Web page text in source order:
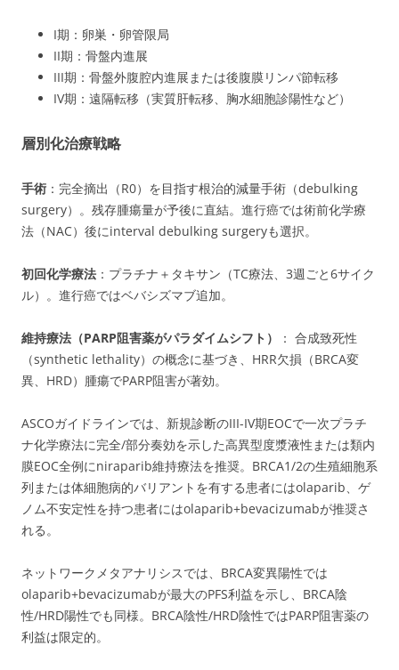
I期：卵巣・卵管限局
II期：骨盤内進展
III期：骨盤外腹腔内進展または後腹膜リンパ節転移
IV期：遠隔転移（実質肝転移、胸水細胞診陽性など）
層別化治療戦略
手術 ：完全摘出（R0）を目指す根治的減量手術（debulking
surgery）。残存腫瘍量が予後に直結。進行癌では術前化学療
法（NAC）後にinterval debulking surgeryも選択。
初回化学療法 ：プラチナ＋タキサン（TC療法、3週ごと6サイク
ル）。進行癌ではベバシズマブ追加。
維持療法（PARP阻害薬がパラダイムシフト）
： 合成致死性
（synthetic lethality）の概念に基づき、HRR欠損（BRCA変
異、HRD）腫瘍でPARP阻害が著効。
ASCOガイドラインでは、新規診断のIII-IV期EOCで一次プラチ
ナ化学療法に完全/部分奏効を示した高異型度漿液性または類内
膜EOC全例にniraparib維持療法を推奨。BRCA1/2の生殖細胞系
列または体細胞病的バリアントを有する患者にはolaparib、ゲ
ノム不安定性を持つ患者にはolaparib+bevacizumabが推奨さ
れる。
ネットワークメタアナリシスでは、BRCA変異陽性では
olaparib+bevacizumabが最大のPFS利益を示し、BRCA陰
性/HRD陽性でも同様。BRCA陰性/HRD陰性ではPARP阻害薬の
利益は限定的。